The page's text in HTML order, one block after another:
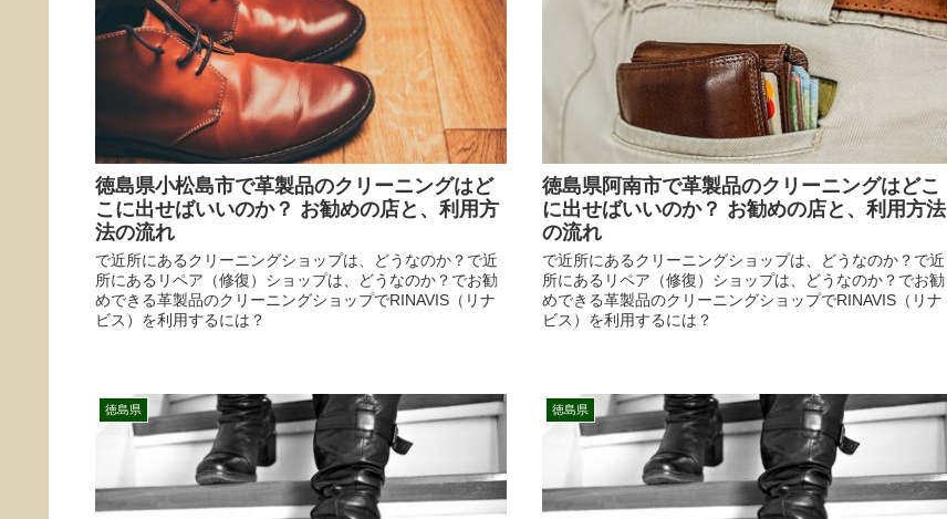
徳島県小松島市で革製品のクリーニングはど
こに出せばいいのか？ お勧めの店と、利用方
法の流れ
で近所にあるクリーニングショップは、どうなのか？で近
所にあるリペア（修復）ショップは、どうなのか？でお勧
めできる革製品のクリーニングショップでRINAVIS（リナ
ビス）を利用するには？
徳島県阿南市で革製品のクリーニングはどこ
に出せばいいのか？ お勧めの店と、利用方法
の流れ
で近所にあるクリーニングショップは、どうなのか？で近
所にあるリペア（修復）ショップは、どうなのか？でお勧
めできる革製品のクリーニングショップでRINAVIS（リナ
ビス）を利用するには？
徳島県 徳島県